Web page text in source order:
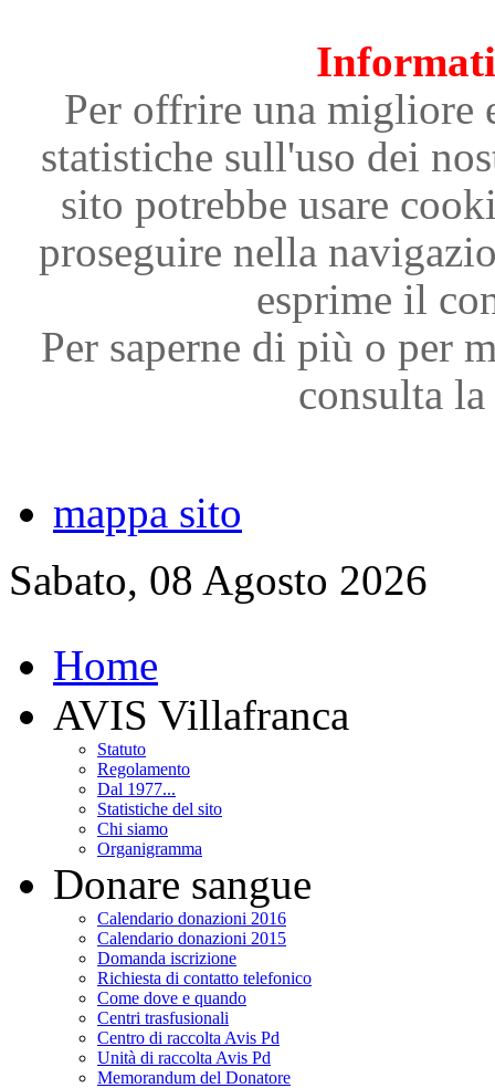
Per offrire una migliore
statistiche sull'uso dei
sito potrebbe usare
proseguire nella
esprime il
Per saperne di più o per
consulta
mappa sito
Sabato, 08 Agosto 2026
Home
AVIS Villafranca
Statuto
Regolamento
Dal 1977...
Statistiche del sito
Chi siamo
Organigramma
Donare sangue
Calendario donazioni 2016
Calendario donazioni 2015
Domanda iscrizione
Richiesta di contatto telefonico
Come dove e quando
Centri trasfusionali
Centro di raccolta Avis Pd
Unità di raccolta Avis Pd
Memorandum del Donatore